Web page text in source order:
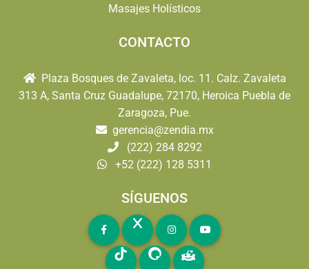
Masajes Holísticos
CONTACTO
Plaza Bosques de Zavaleta, loc. 11. Calz. Zavaleta
313 A, Santa Cruz Guadalupe, 72170, Heroica Puebla de
Zaragoza, Pue.
gerencia@zendia.mx
(222) 284 8292
+52 (222) 128 5311
SÍGUENOS